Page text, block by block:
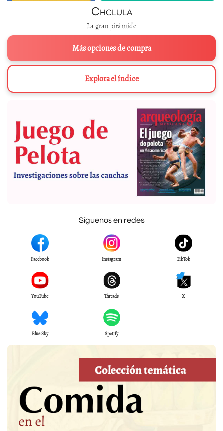
Cholula
La gran pirámide
Más opciones de compra
Explora el índice
Síguenos en redes
Facebook Instagram TikTok
YouTube Threads X
Blue Sky Spotify